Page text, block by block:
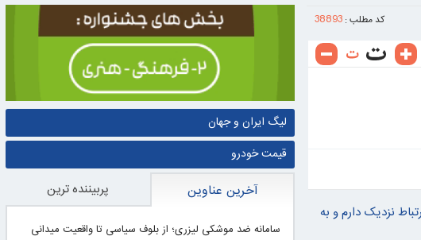
کد مطلب : 38893
نزدیک دارم و به
لیگ ایران و جهان
قیمت خودرو
آخرین عناوین پربيننده ترين
سامانه ضد موشکی لیزری؛ از بلوف سیاسی تا واقعیت میدانی